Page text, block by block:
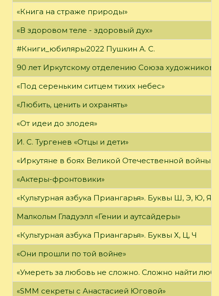
«Книга на страже природы»
«В здоровом теле - здоровый дух»
#Книги_юбиляры2022 Пушкин А. С.
90 лет Иркутскому отделению Союза художников
«Под сереньким ситцем тихих небес»
«Любить, ценить и охранять»
«От идеи до злодея»
И. С. Тургенев «Отцы и дети»
«Иркутяне в боях Великой Отечественной войны»
«Актеры-фронтовики»
«Культурная азбука Приангарья». Буквы Ш, Э, Ю, Я
Малкольм Гладуэлл «Гении и аутсайдеры»
«Культурная азбука Приангарья». Буквы Х, Ц, Ч
«Они прошли по той войне»
«Умереть за любовь не сложно. Сложно найти
«SMM секреты с Анастасией Юговой»